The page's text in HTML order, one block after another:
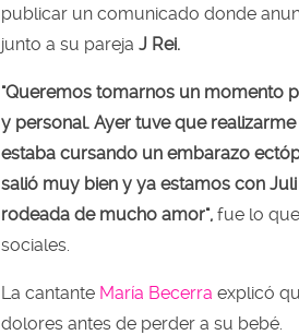
publicar un comunicado donde
junto a su pareja J Rei.
"Queremos tomarnos un momento
y personal. Ayer tuve que
estaba cursando un embarazo
salió muy bien y ya estamos con
rodeada de mucho amor", fue lo
sociales.
La cantante María Becerra explicó
dolores antes de perder a su bebé.